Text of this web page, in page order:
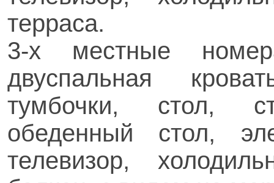
терраса.
3-х местные
двуспальная
тумбочки, стол,
обеденный стол,
телевизор,